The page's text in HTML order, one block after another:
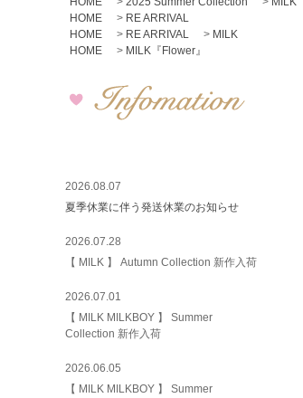
HOME
> RE ARRIVAL
HOME
> RE ARRIVAL > MILK
HOME
> MILK『Flower』
2026.08.07
夏季休業に伴う発送休業のお知らせ
2026.07.28
【 MILK 】 Autumn Collection 新作入荷
2026.07.01
【 MILK MILKBOY 】 Summer
Collection 新作入荷
2026.06.05
【 MILK MILKBOY 】 Summer